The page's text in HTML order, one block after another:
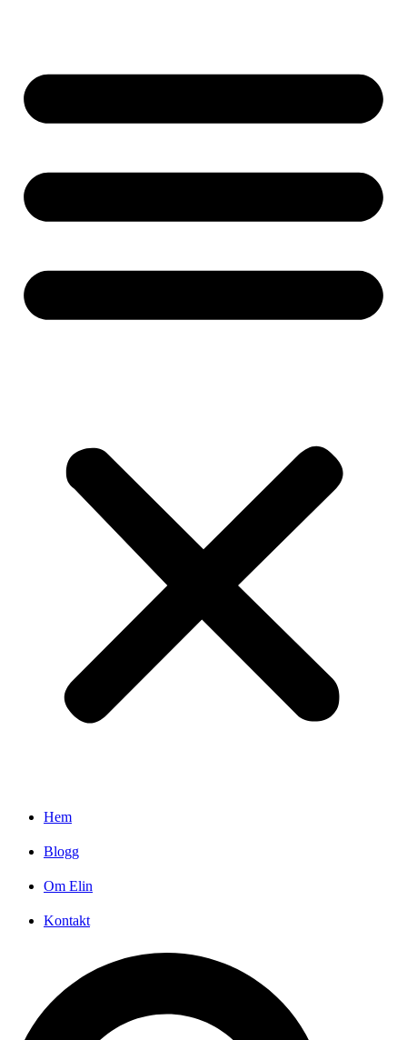
Hem
Blogg
Om Elin
Kontakt